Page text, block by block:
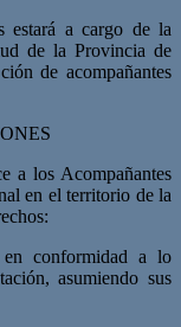
estará a cargo de la
de la Provincia de
de acompañantes
a los Acompañantes
en el territorio de la
en conformidad a lo
asumiendo sus